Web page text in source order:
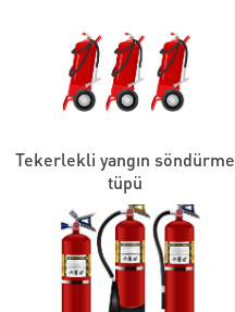
Tekerlekli yangın söndürme
tüpü
Akademi Yangın